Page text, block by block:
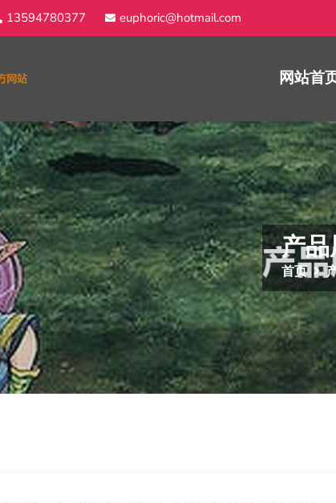
13594780377 euphoric@hotmail.com
网站首
产
首页